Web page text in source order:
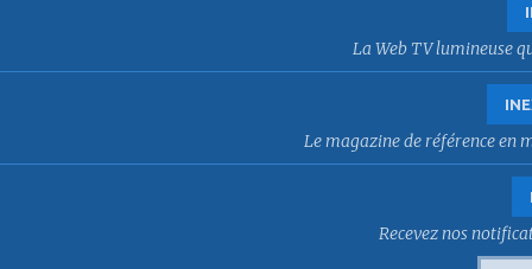
La Web TV lumineuse
Le magazine de référence en
Recevez nos